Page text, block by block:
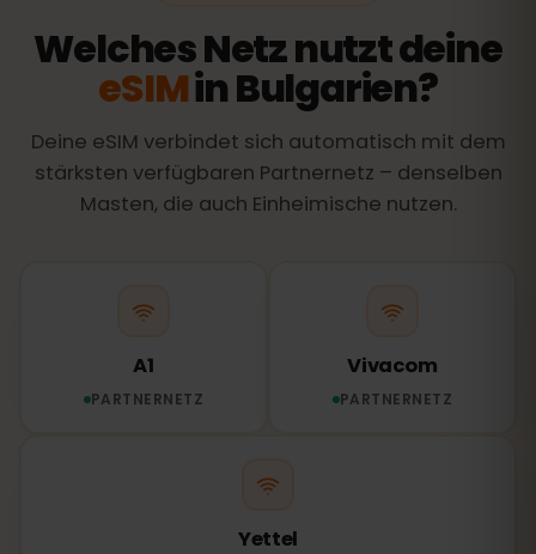
Welches Netz nutzt deine
eSIMin Bulgarien?
Deine eSIM verbindet sich automatisch mit dem
stärksten verfügbaren Partnernetz – denselben
Masten, die auch Einheimische nutzen.
A1
PARTNERNETZ
Vivacom
PARTNERNETZ
Yettel